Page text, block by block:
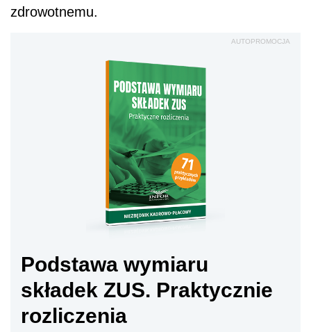
zdrowotnemu.
AUTOPROMOCJA
Podstawa wymiaru
składek ZUS. Praktycznie
rozliczenia